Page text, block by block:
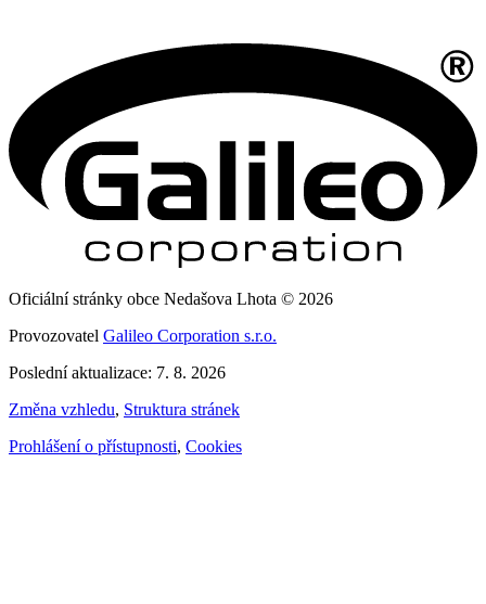
Oficiální stránky obce Nedašova Lhota © 2026
Provozovatel Galileo Corporation s.r.o.
Poslední aktualizace: 7. 8. 2026
Změna vzhledu, Struktura stránek
Prohlášení o přístupnosti, Cookies